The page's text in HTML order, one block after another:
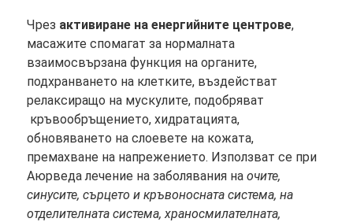
Чрез активиране на енергийните центрове,
масажите спомагат за нормалната
взаимосвързана функция на органите,
подхранването на клетките, въздействат
релаксиращо на мускулите, подобряват
кръвообръщението, хидратацията,
обновяването на слоевете на кожата,
премахване на напрежението. Използват се при
Аюрведа лечение на заболявания наочите,
синусите, сърцето и кръвоносната система, на
отделителната система, храносмилателната,